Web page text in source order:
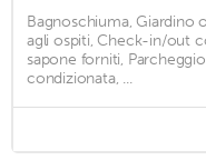
Bagnoschiuma, Giardino
agli ospiti, Check-in/out
sapone forniti,
condizionata, ...